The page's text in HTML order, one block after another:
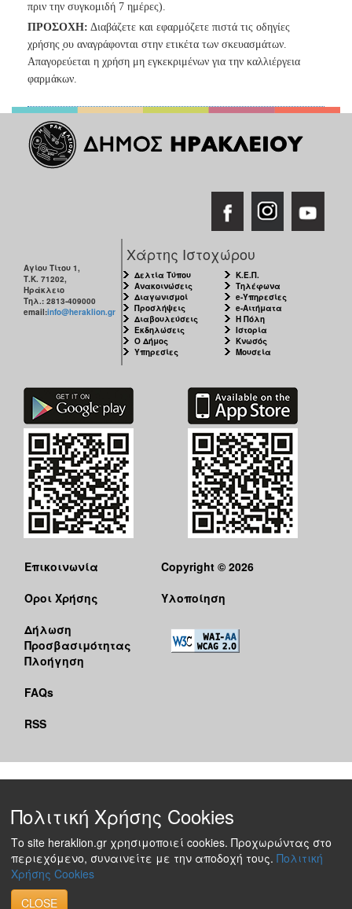
πριν την συγκομιδή 7 ημέρες).
ΠΡΟΣΟΧΗ: Διαβάζετε και εφαρμόζετε πιστά τις οδηγίες
χρήσης ̟ου αναγράφονται στην ετικέτα των σκευασμάτων.
Απαγορεύεται η χρήση μη εγκεκριμένων για την καλλιέργεια
φαρμάκων.
Αγίου Τίτου 1,
Τ.Κ. 71202,
Ηράκλειο
Τηλ.: 2813-409000
email:info@heraklion.gr
Χάρτης Ιστοχώρου
Δελτία Τύπου
Ανακοινώσεις
Διαγωνισμοί
Προσλήψεις
Διαβουλεύσεις
Εκδηλώσεις
Ο Δήμος
Υπηρεσίες
Κ.Ε.Π.
Τηλέφωνα
e-Υπηρεσίες
e-Αιτήματα
Η Πόλη
Ιστορία
Κνωσός
Μουσεία
Επικοινωνία
Όροι Χρήσης
Δήλωση
Προσβασιμότητας
Πλοήγηση
FAQs
RSS
Copyright © 2026
Υλοποίηση
Πολιτική Χρήσης Cookies
Το site heraklion.gr χρησιμοποιεί cookies. Προχωρώντας στο
περιεχόμενο, συναινείτε με την αποδοχή τους. Πολιτική
Χρήσης Cookies
CLOSE